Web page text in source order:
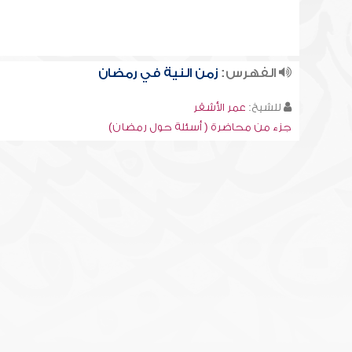
الفهرس:زمن النية في رمضان
للشيخ: عمر الأشقر
جزء من محاضرة ( أسئلة حول رمضان)